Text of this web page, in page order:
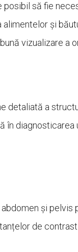
posibil să fie
și
vizualizare a
detaliată a
și
de